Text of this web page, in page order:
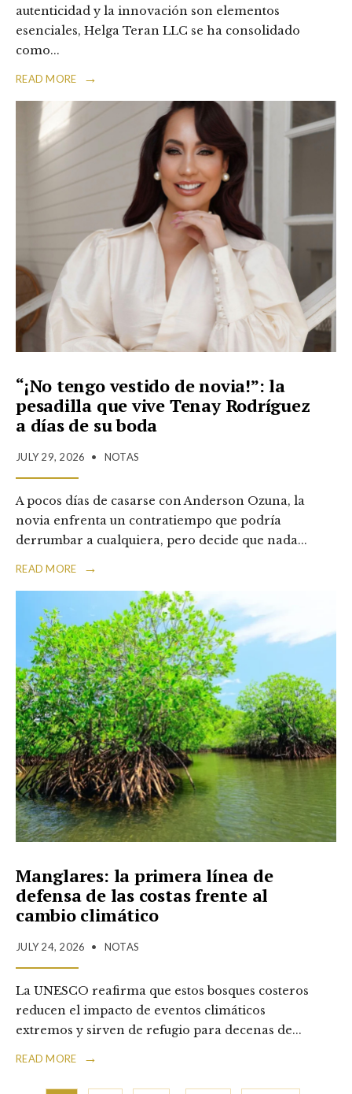
autenticidad y la innovación son elementos
esenciales, Helga Teran LLC se ha consolidado
como...
READ MORE →
“¡No tengo vestido de novia!”: la
pesadilla que vive Tenay Rodríguez
a días de su boda
JULY 29, 2026 • NOTAS
A pocos días de casarse con Anderson Ozuna, la
novia enfrenta un contratiempo que podría
derrumbar a cualquiera, pero decide que nada...
READ MORE →
Manglares: la primera línea de
defensa de las costas frente al
cambio climático
JULY 24, 2026 • NOTAS
La UNESCO reafirma que estos bosques costeros
reducen el impacto de eventos climáticos
extremos y sirven de refugio para decenas de...
READ MORE →